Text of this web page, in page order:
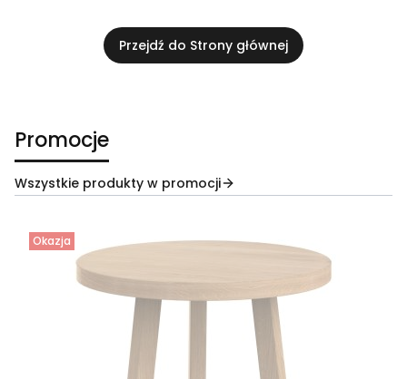
Przejdź do Strony głównej
Promocje
Wszystkie produkty w promocji
Okazja